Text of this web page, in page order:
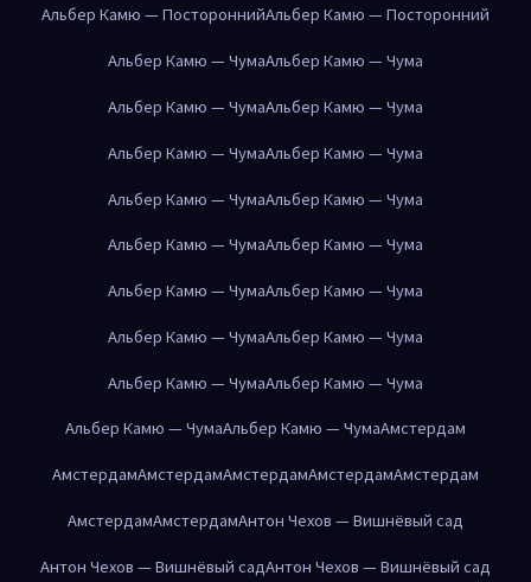
Альбер Камю — ПостороннийАльбер Камю — Посторонний
Альбер Камю — ЧумаАльбер Камю — Чума
Альбер Камю — ЧумаАльбер Камю — Чума
Альбер Камю — ЧумаАльбер Камю — Чума
Альбер Камю — ЧумаАльбер Камю — Чума
Альбер Камю — ЧумаАльбер Камю — Чума
Альбер Камю — ЧумаАльбер Камю — Чума
Альбер Камю — ЧумаАльбер Камю — Чума
Альбер Камю — ЧумаАльбер Камю — Чума
Альбер Камю — ЧумаАльбер Камю — ЧумаАмстердам
АмстердамАмстердамАмстердамАмстердамАмстердам
АмстердамАмстердамАнтон Чехов — Вишнёвый сад
Антон Чехов — Вишнёвый садАнтон Чехов — Вишнёвый сад